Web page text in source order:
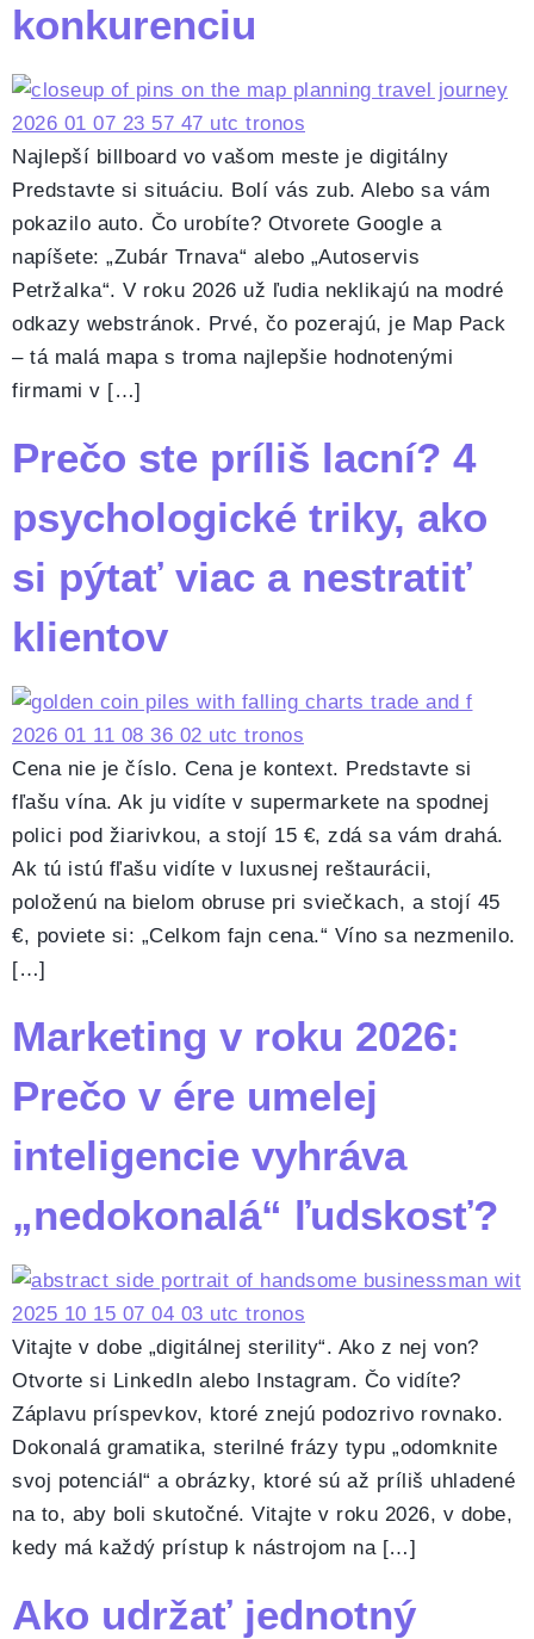
konkurenciu
Najlepší billboard vo vašom meste je digitálny
Predstavte si situáciu. Bolí vás zub. Alebo sa vám
pokazilo auto. Čo urobíte? Otvorete Google a
napíšete: „Zubár Trnava“ alebo „Autoservis
Petržalka“. V roku 2026 už ľudia neklikajú na modré
odkazy webstránok. Prvé, čo pozerajú, je Map Pack
– tá malá mapa s troma najlepšie hodnotenými
firmami v […]
Prečo ste príliš lacní? 4
psychologické triky, ako
si pýtať viac a nestratiť
klientov
Cena nie je číslo. Cena je kontext. Predstavte si
fľašu vína. Ak ju vidíte v supermarkete na spodnej
polici pod žiarivkou, a stojí 15 €, zdá sa vám drahá.
Ak tú istú fľašu vidíte v luxusnej reštaurácii,
položenú na bielom obruse pri sviečkach, a stojí 45
€, poviete si: „Celkom fajn cena.“ Víno sa nezmenilo.
[…]
Marketing v roku 2026:
Prečo v ére umelej
inteligencie vyhráva
„nedokonalá“ ľudskosť?
Vitajte v dobe „digitálnej sterility“. Ako z nej von?
Otvorte si LinkedIn alebo Instagram. Čo vidíte?
Záplavu príspevkov, ktoré znejú podozrivo rovnako.
Dokonalá gramatika, sterilné frázy typu „odomknite
svoj potenciál“ a obrázky, ktoré sú až príliš uhladené
na to, aby boli skutočné. Vitajte v roku 2026, v dobe,
kedy má každý prístup k nástrojom na […]
Ako udržať jednotný